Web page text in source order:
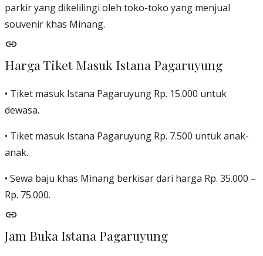
parkir yang dikelilingi oleh toko-toko yang menjual
souvenir khas Minang.
Harga Tiket Masuk Istana Pagaruyung
• Tiket masuk Istana Pagaruyung Rp. 15.000 untuk
dewasa.
• Tiket masuk Istana Pagaruyung Rp. 7.500 untuk anak-
anak.
• Sewa baju khas Minang berkisar dari harga Rp. 35.000 –
Rp. 75.000.
Jam Buka Istana Pagaruyung